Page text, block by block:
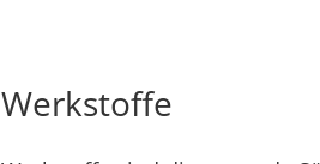
Werkstoffe